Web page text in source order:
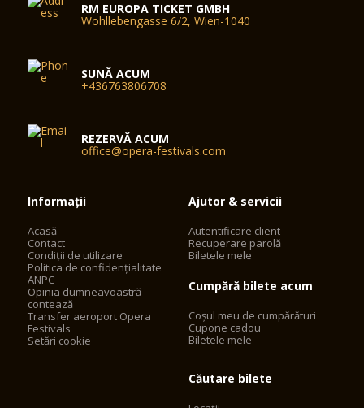
RM EUROPA TICKET GMBH
Wohllebengasse 6/2, Wien-1040
SUNĂ ACUM
+436763806708
REZERVĂ ACUM
office@opera-festivals.com
Informații
Acasă
Contact
Condiții de utilizare
Politica de confidențialitate
ANPC
Opinia dumneavoastră
contează
Transfer aeroport Opera
Festivals
Setări cookie
Ajutor & servicii
Autentificare client
Recuperare parolă
Biletele mele
Cumpără bilete acum
Coșul meu de cumpărături
Cupone cadou
Biletele mele
Căutare bilete